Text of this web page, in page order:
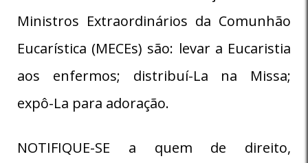
Ministros Extraordinários da Comunhão
Eucarística (MECEs) são: levar a Eucaristia
aos enfermos; distribuí-La na Missa;
expô-La para adoração.
NOTIFIQUE-SE a quem de direito,